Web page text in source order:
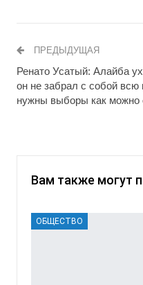
ПРЕДЫДУЩАЯ
Ренато Усатый: Алайба
он не забрал с собой всю
нужны выборы как можно
Вам также могут
ОБЩЕСТВО